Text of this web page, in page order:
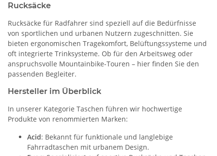
Rucksäcke
Rucksäcke für Radfahrer sind speziell auf die Bedürfnisse
von sportlichen und urbanen Nutzern zugeschnitten. Sie
bieten ergonomischen Tragekomfort, Belüftungssysteme und
oft integrierte Trinksysteme. Ob für den Arbeitsweg oder
anspruchsvolle Mountainbike-Touren – hier finden Sie den
passenden Begleiter.
Hersteller im Überblick
In unserer Kategorie Taschen führen wir hochwertige
Produkte von renommierten Marken:
Acid: Bekannt für funktionale und langlebige
Fahrradtaschen mit urbanem Design.